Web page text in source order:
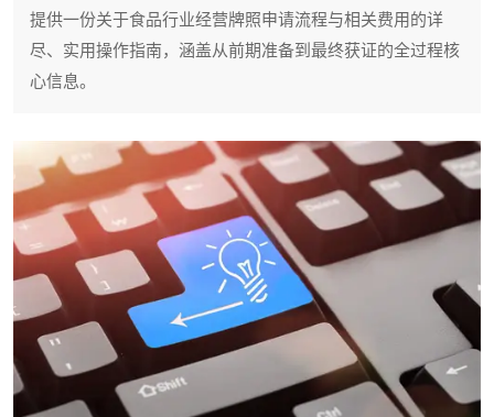
提供一份关于食品行业经营牌照申请流程与相关费用的详
尽、实用操作指南，涵盖从前期准备到最终获证的全过程核
心信息。